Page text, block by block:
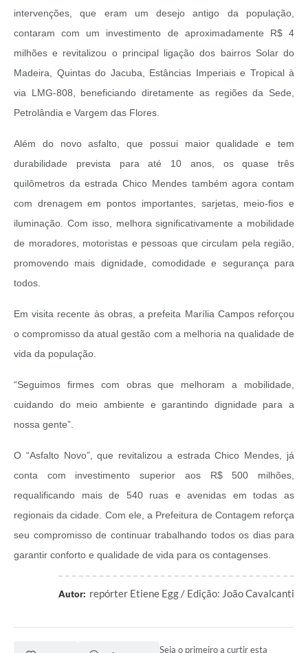
intervenções, que eram um desejo antigo da população,
contaram com um investimento de aproximadamente R$ 4
milhões e revitalizou o principal ligação dos bairros Solar do
Madeira, Quintas do Jacuba, Estâncias Imperiais e Tropical à
via LMG-808, beneficiando diretamente as regiões da Sede,
Petrolândia e Vargem das Flores.
Além do novo asfalto, que possui maior qualidade e tem
durabilidade prevista para até 10 anos, os quase três
quilômetros da estrada Chico Mendes também agora contam
com drenagem em pontos importantes, sarjetas, meio-fios e
iluminação. Com isso, melhora significativamente a mobilidade
de moradores, motoristas e pessoas que circulam pela região,
promovendo mais dignidade, comodidade e segurança para
todos.
Em visita recente às obras, a prefeita Marília Campos reforçou
o compromisso da atual gestão com a melhoria na qualidade de
vida da população.
“Seguimos firmes com obras que melhoram a mobilidade,
cuidando do meio ambiente e garantindo dignidade para a
nossa gente”.
O “Asfalto Novo”, que revitalizou a estrada Chico Mendes, já
conta com investimento superior aos R$ 500 milhões,
requalificando mais de 540 ruas e avenidas em todas as
regionais da cidade. Com ele, a Prefeitura de Contagem reforça
seu compromisso de continuar trabalhando todos os dias para
garantir conforto e qualidade de vida para os contagenses.
Autor: repórter Etiene Egg / Edição: João Cavalcanti
Seja o primeiro a curtir esta